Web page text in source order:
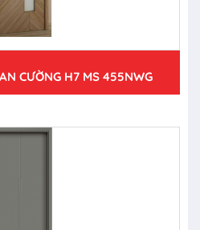
CƯỜNG H7 MS 455NWG